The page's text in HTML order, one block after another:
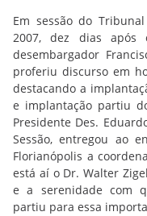
Em sessão do
2007, dez dias após
desembargador
proferiu discurso em
destacando a
e implantação partiu
Presidente Des.
Sessão, entregou ao
Florianópolis a
está aí o Dr. Walter
e a serenidade com
partiu para essa